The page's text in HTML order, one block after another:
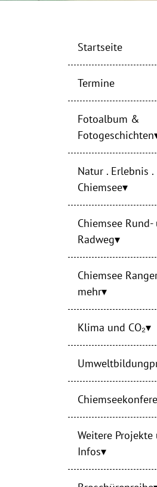
Startseite
Termine
Fotoalbum &
Fotogeschichten
Natur . Erlebnis .
Chiemsee
Chiemsee Rund-
Radweg
Chiemsee
mehr
Klima und CO₂
Weitere Projekte
Infos